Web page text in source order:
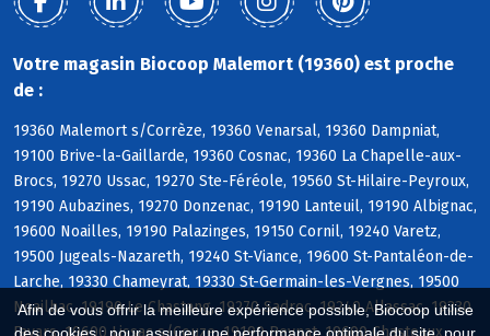
Afin de vous offrir la meilleure expérience possible, Biocoop utilise
Votre magasin Biocoop Malemort (19360) est proche
de :
19360 Malemort s/Corrèze, 19360 Venarsal, 19360 Dampniat,
19100 Brive-la-Gaillarde, 19360 Cosnac, 19360 La Chapelle-aux-
Brocs, 19270 Ussac, 19270 Ste-Féréole, 19560 St-Hilaire-Peyroux,
19190 Aubazines, 19270 Donzenac, 19190 Lanteuil, 19190 Albignac,
19600 Noailles, 19190 Palazinges, 19150 Cornil, 19240 Varetz,
19500 Jugeals-Nazareth, 19240 St-Viance, 19600 St-Pantaléon-de-
Larche, 19330 Chameyrat, 19330 St-Germain-les-Vergnes, 19500
Noailhac, 19190 Le Chastang, 19270 Sadroc, 19240 Allassac, 19330
Favars, 19600 Lissac s/Couze, 19190 Beynat, 19600 Chasteaux